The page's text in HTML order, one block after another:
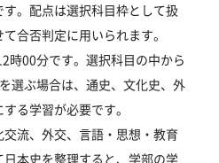
。配点は選択科目枠として扱
合否判定に用いられます。
時00分です。選択科目の中から
選ぶ場合は、通史、文化史、外
る学習が必要です。
流、外交、言語・思想・教育
本史を整理すると、学部の学